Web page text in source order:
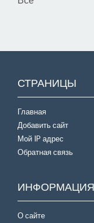
СТРАНИЦЫ
Главная
Добавить сайт
Мой IP адрес
Обратная связь
ИНФОРМАЦИЯ
О сайте